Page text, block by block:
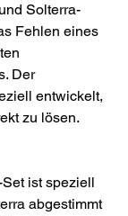
Solterra-
Fehlen eines
Der
entwickelt,
zu lösen.
ist speziell
abgestimmt